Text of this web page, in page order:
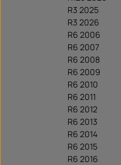
R3 2025
R3 2026
R6 2006
R6 2007
R6 2008
R6 2009
R6 2010
R6 2011
R6 2012
R6 2013
R6 2014
R6 2015
R6 2016